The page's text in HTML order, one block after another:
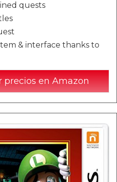
quests
& interface thanks to
precios en Amazon